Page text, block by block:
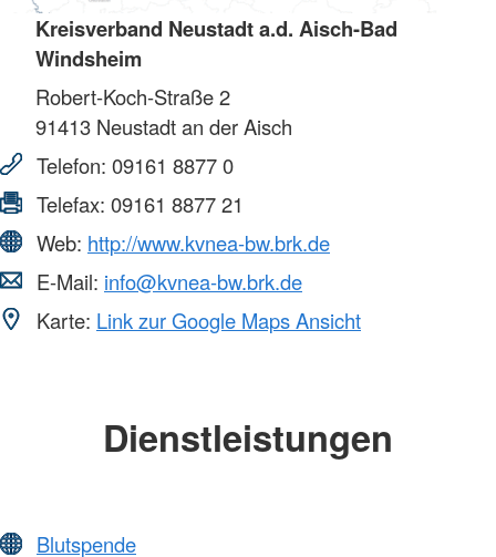
Kreisverband Neustadt a.d. Aisch-Bad
Windsheim
Robert-Koch-Straße 2
91413 Neustadt an der Aisch
Telefon: 09161 8877 0
Telefax: 09161 8877 21
Web: http://www.kvnea-bw.brk.de
E-Mail: info@kvnea-bw.brk.de
Karte: Link zur Google Maps Ansicht
Dienstleistungen
Blutspende